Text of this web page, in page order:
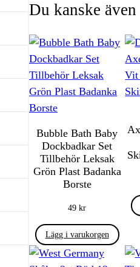
Du kanske
Bubble Bath Baby
Dockbadkar Set
Tillbehör Leksak
Grön Plast Badanka
Borste
49kr
Lägg i varukorgen